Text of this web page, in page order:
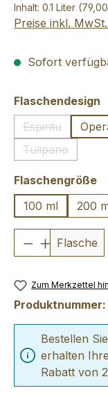
Inhalt: 0.1 Liter
Preise inkl.
Sofort
Flaschendesign
Espiritu
(Diese
Tulipano
(Diese
Flaschengröße
100 ml
200
Produkt
Flasche
Zum Merkzettel
Produktnummer:
Bestellen
erhalten
Rabatt von